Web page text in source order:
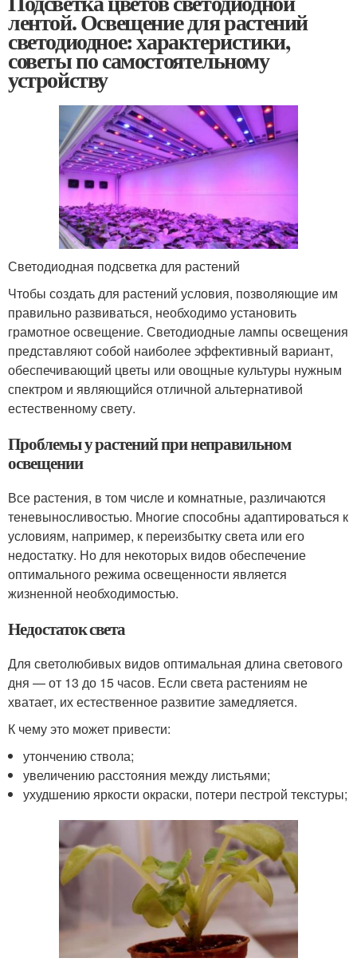
лентой. Освещение для растений
светодиодное: характеристики,
советы по самостоятельному
устройству
Светодиодная подсветка для растений
Чтобы создать для растений условия, позволяющие им
правильно развиваться, необходимо установить
грамотное освещение. Светодиодные лампы освещения
представляют собой наиболее эффективный вариант,
обеспечивающий цветы или овощные культуры нужным
спектром и являющийся отличной альтернативой
естественному свету.
Проблемы у растений при неправильном
освещении
Все растения, в том числе и комнатные, различаются
теневыносливостью. Многие способны адаптироваться к
условиям, например, к переизбытку света или его
недостатку. Но для некоторых видов обеспечение
оптимального режима освещенности является
жизненной необходимостью.
Недостаток света
Для светолюбивых видов оптимальная длина светового
дня — от 13 до 15 часов. Если света растениям не
хватает, их естественное развитие замедляется.
К чему это может привести:
утончению ствола;
увеличению расстояния между листьями;
ухудшению яркости окраски, потери пестрой текстуры;